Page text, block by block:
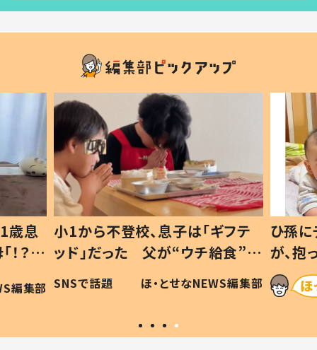
歳息
？」
編集部
小1から不登校、息子は「ギフテ
ッド」だった 父が“ウチ給食”を
作り続ける理由とは #令和の親
#令和の子
SNSで話題 ほ・とせなNEWS編集部
ひ孫
が、
「涙が
い」